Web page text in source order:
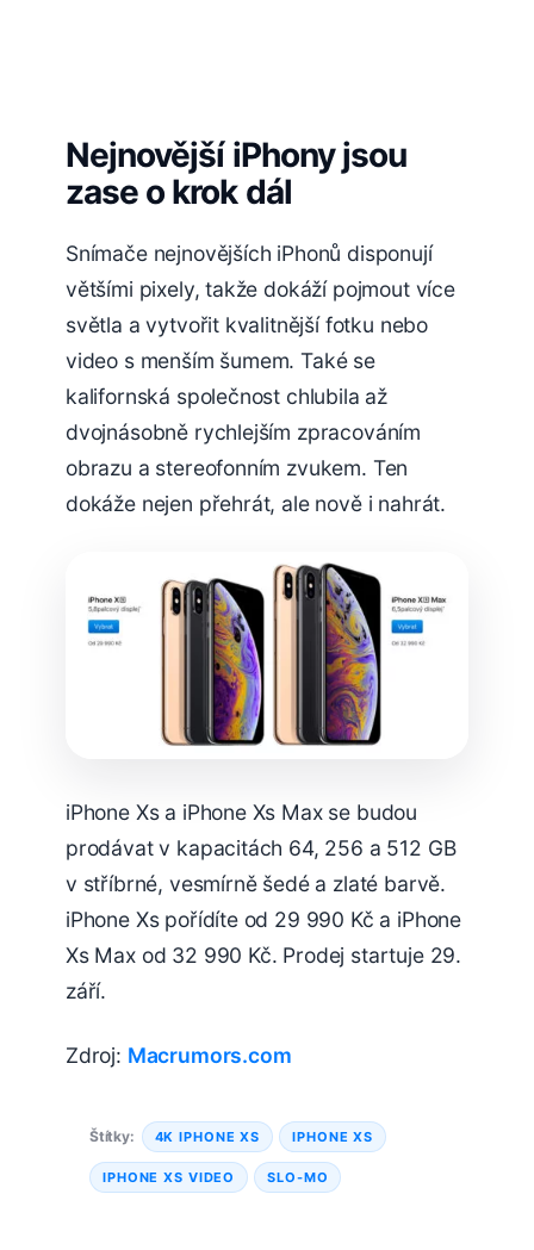
Nejnovější iPhony jsou
zase o krok dál
Snímače nejnovějších iPhonů disponují
většími pixely, takže dokáží pojmout více
světla a vytvořit kvalitnější fotku nebo
video s menším šumem. Také se
kalifornská společnost chlubila až
dvojnásobně rychlejším zpracováním
obrazu a stereofonním zvukem. Ten
dokáže nejen přehrát, ale nově i nahrát.
iPhone Xs a iPhone Xs Max se budou
prodávat v kapacitách 64, 256 a 512 GB
v stříbrné, vesmírně šedé a zlaté barvě.
iPhone Xs pořídíte od 29 990 Kč a iPhone
Xs Max od 32 990 Kč. Prodej startuje 29.
září.
Zdroj: Macrumors.com
Štítky: 4K IPHONE XS IPHONE XS
IPHONE XS VIDEO SLO-MO